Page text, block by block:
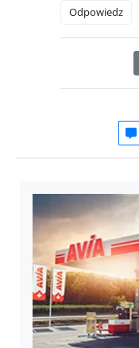
Odpowiedz